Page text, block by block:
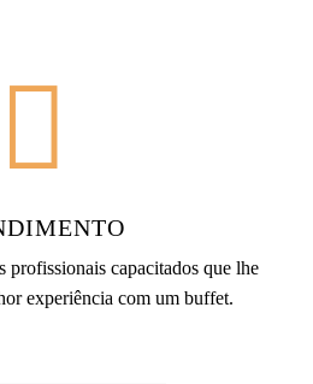
profissionais capacitados que lhe
experiência com um buffet.